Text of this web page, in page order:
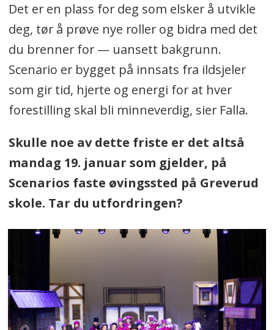
Det er en plass for deg som elsker å utvikle
deg, tør å prøve nye roller og bidra med det
du brenner for — uansett bakgrunn.
Scenario er bygget på innsats fra ildsjeler
som gir tid, hjerte og energi for at hver
forestilling skal bli minneverdig, sier Falla.
Skulle noe av dette friste er det altså
mandag 19. januar som gjelder, på
Scenarios faste øvingssted på Greverud
skole. Tar du utfordringen?